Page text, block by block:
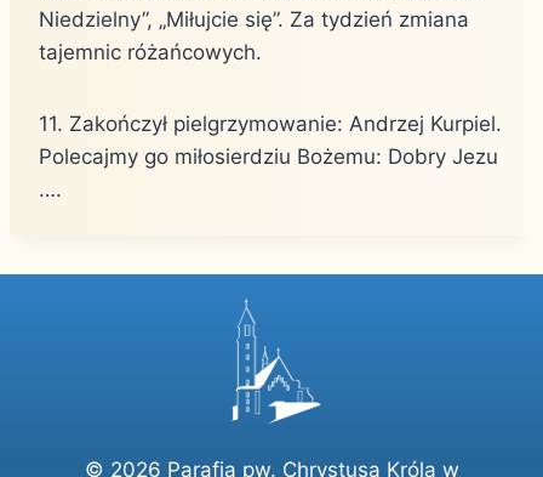
Niedzielny”, „Miłujcie się”. Za tydzień zmiana
tajemnic różańcowych.
11. Zakończył pielgrzymowanie: Andrzej Kurpiel.
Polecajmy go miłosierdziu Bożemu: Dobry Jezu
….
© 2026 Parafia pw. Chrystusa Króla w